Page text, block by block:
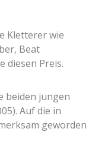
Kletterer wie
Beat
diesen Preis.
beiden jungen
Auf die in
geworden